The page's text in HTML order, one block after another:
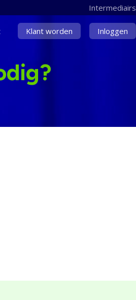
Intermediairs
Klant worden Inloggen